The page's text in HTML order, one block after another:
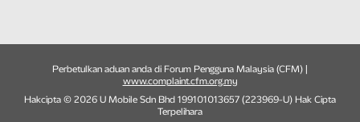
Perbetulkan aduan anda di Forum Pengguna Malaysia (CFM) |
www.complaint.cfm.org.my
Hakcipta © 2026 U Mobile Sdn Bhd 199101013657 (223969-U) Hak Cipta
Terpelihara